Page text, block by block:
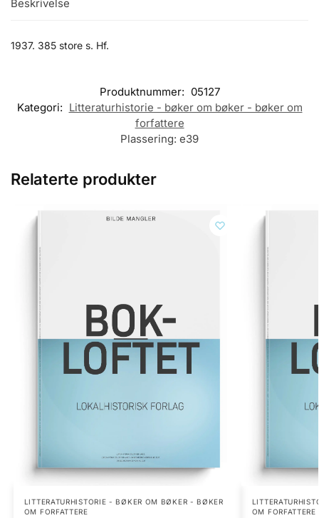
Beskrivelse
1937. 385 store s. Hf.
Produktnummer: 05127
Kategori: Litteraturhistorie - bøker om bøker - bøker om
forfattere
Plassering: e39
Relaterte produkter
LITTERATURHISTORIE - BØKER OM BØKER - BØKER
OM FORFATTERE
OM FORFATTERE